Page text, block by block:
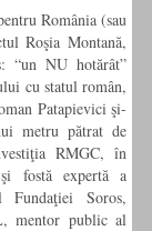
România (sau
Roşia Montană,
“un NU hotărât”
cu statul român,
Patapievici şi-
metru pătrat de
RMGC, în
fostă expertă a
Soros,
mentor public al